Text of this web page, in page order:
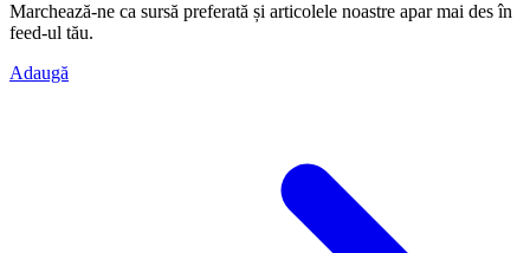
Marchează-ne ca sursă preferată și articolele noastre apar mai des în
feed-ul tău.
Adaugă